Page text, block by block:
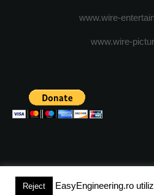
www.wire-
www.wire-
(c) 2024 -
Reject
EasyEngineering.ro